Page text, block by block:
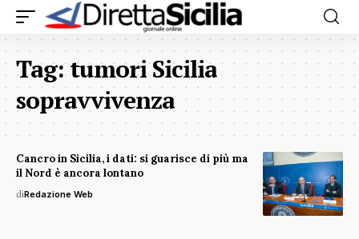
Tag:tumori Sicilia
sopravvivenza
Cancro in Sicilia, i dati: si guarisce di più ma
il Nord è ancora lontano
diRedazione Web